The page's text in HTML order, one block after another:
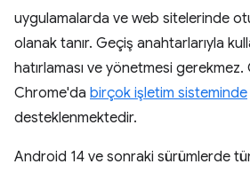
uygulamalarda ve web sitelerinde
olanak tanır. Geçiş anahtarlarıyla
hatırlaması ve yönetmesi gerekmez.
Chrome'da birçok işletim sisteminde
desteklenmektedir.
Android 14 ve sonraki sürümlerde